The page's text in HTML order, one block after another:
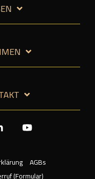
AGBs
(Formular)
Linkedin